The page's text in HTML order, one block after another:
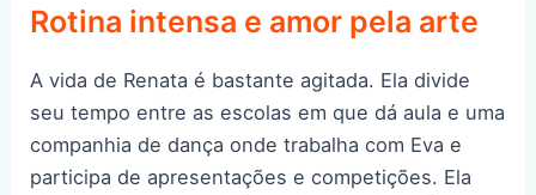
Rotina intensa e amor pela arte
A vida de Renata é bastante agitada. Ela divide
seu tempo entre as escolas em que dá aula e uma
companhia de dança onde trabalha com Eva e
participa de apresentações e competições. Ela